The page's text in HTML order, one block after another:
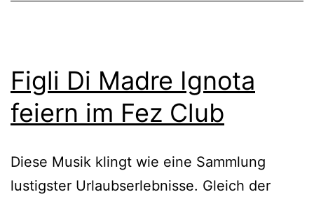
Figli Di Madre Ignota
feiern im Fez Club
Diese Musik klingt wie eine Sammlung
lustigster Urlaubserlebnisse. Gleich der